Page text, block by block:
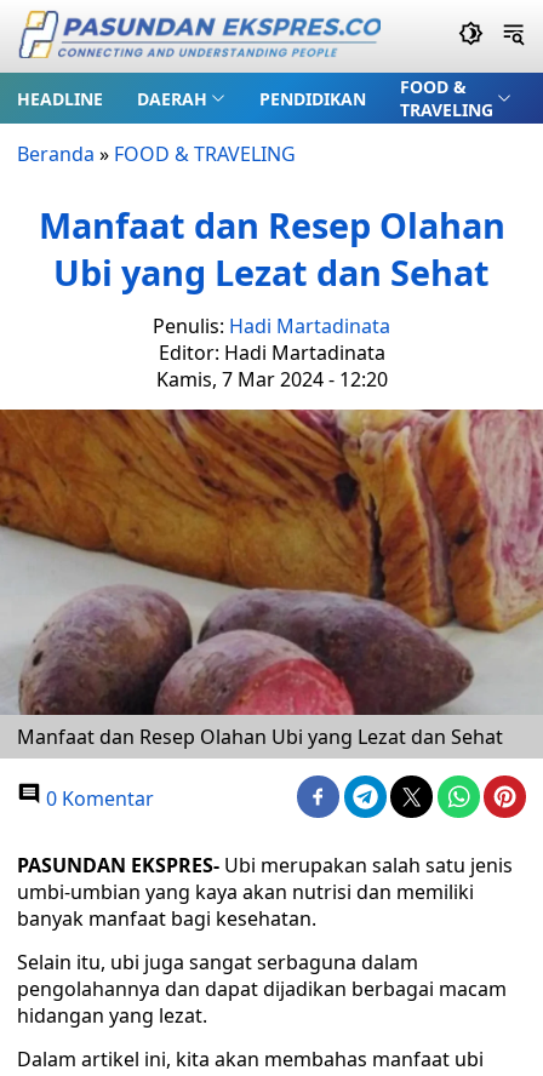
HEADLINE DAERAH PENDIDIKAN
FOOD &
TRAVELING
Beranda » FOOD & TRAVELING
Manfaat dan Resep Olahan
Ubi yang Lezat dan Sehat
Penulis: Hadi Martadinata
Editor: Hadi Martadinata
Kamis, 7 Mar 2024 - 12:20
Manfaat dan Resep Olahan Ubi yang Lezat dan Sehat
0 Komentar
PASUNDAN EKSPRES- Ubi merupakan salah satu jenis
umbi-umbian yang kaya akan nutrisi dan memiliki
banyak manfaat bagi kesehatan.
Selain itu, ubi juga sangat serbaguna dalam
pengolahannya dan dapat dijadikan berbagai macam
hidangan yang lezat.
Dalam artikel ini, kita akan membahas manfaat ubi